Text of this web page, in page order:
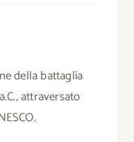
della battaglia
attraversato